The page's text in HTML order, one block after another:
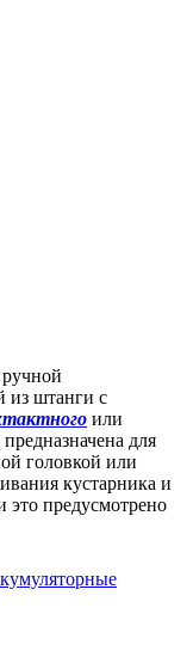
ручной
из штанги с
или
для
головкой или
кустарника и
это предусмотрено